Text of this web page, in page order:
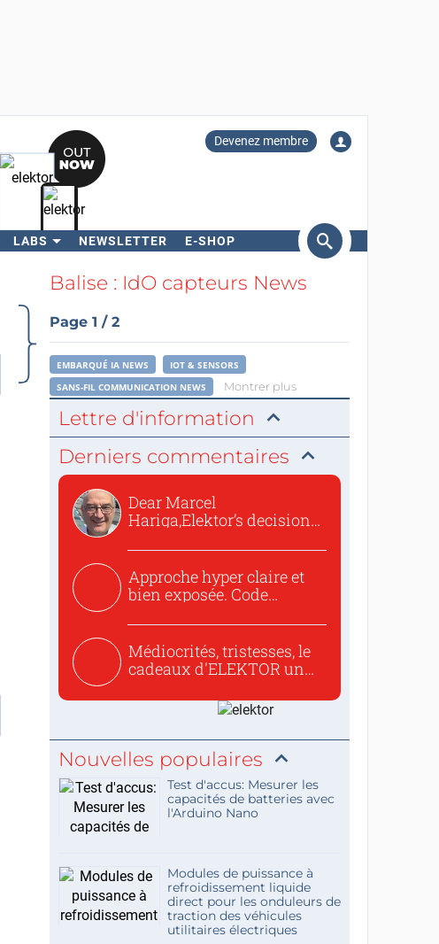
Devenez membre
LABS NEWSLETTER E-SHOP
RechercherBalise : IdO capteurs News
Page 1 / 2
EMBARQUÉ IA NEWS
IOT & SENSORS
SANS-FIL COMMUNICATION NEWS
Montrer plus
Lettre d'information
Derniers commentaires
Dear Marcel
Hariga,Elektor’s decision
Approche hyper claire et
bien exposée. Code
Médiocrités, tristesses, le
cadeaux d'ELEKTOR un
Nouvelles populaires
Test d'accus: Mesurer les
capacités de batteries avec
l'Arduino Nano
Modules de puissance à
refroidissement liquide
direct pour les onduleurs de
traction des véhicules
utilitaires électriques